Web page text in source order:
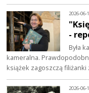
2026-06-
-
Była
kameralna.
książek zagoszczą filiżanki
2026-06-